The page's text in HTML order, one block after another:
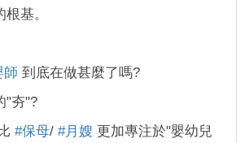
基。
師 到底在做甚麼了嗎?
"夯"?
#保母/ #月嫂 更加專注於"嬰幼兒